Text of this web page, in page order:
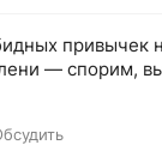
привычек
— спорим,